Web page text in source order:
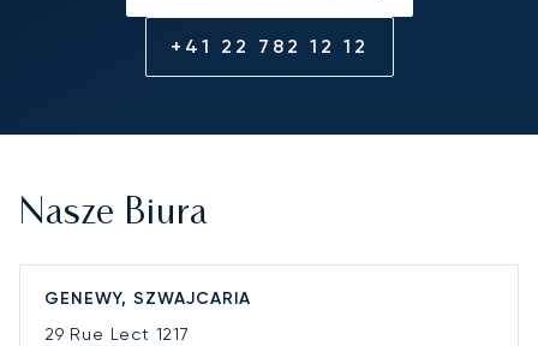
+41 22 782 12 12
Nasze Biura
GENEWY, SZWAJCARIA
29 Rue Lect 1217